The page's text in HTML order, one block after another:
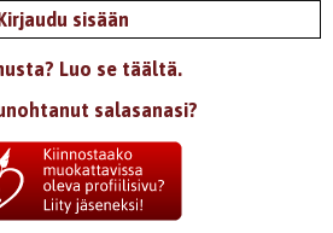
sisään
Luo se täältä.
salasanasi?